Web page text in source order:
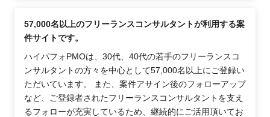
57,000名以上のフリーランスコンサルタントが利用する案
件サイトです。
ハイパフォPMOは、30代、40代の若手のフリーランスコ
ンサルタントの方々を中心として57,000名以上にご登録い
ただいています。 また、案件アサイン後のフォローアップ
など、ご登録者されたフリーランスコンサルタントを支え
るフォローが充実しているため、継続的にご活用頂いてお